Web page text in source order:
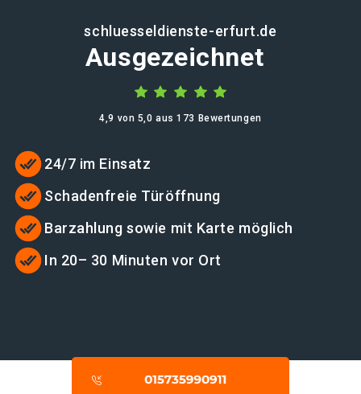
schluesseldienste-erfurt.de
Ausgezeichnet
4,9 von 5,0 aus 173 Bewertungen
24/7 im Einsatz
Schadenfreie Türöffnung
Barzahlung sowie mit Karte möglich
In 20– 30 Minuten vor Ort